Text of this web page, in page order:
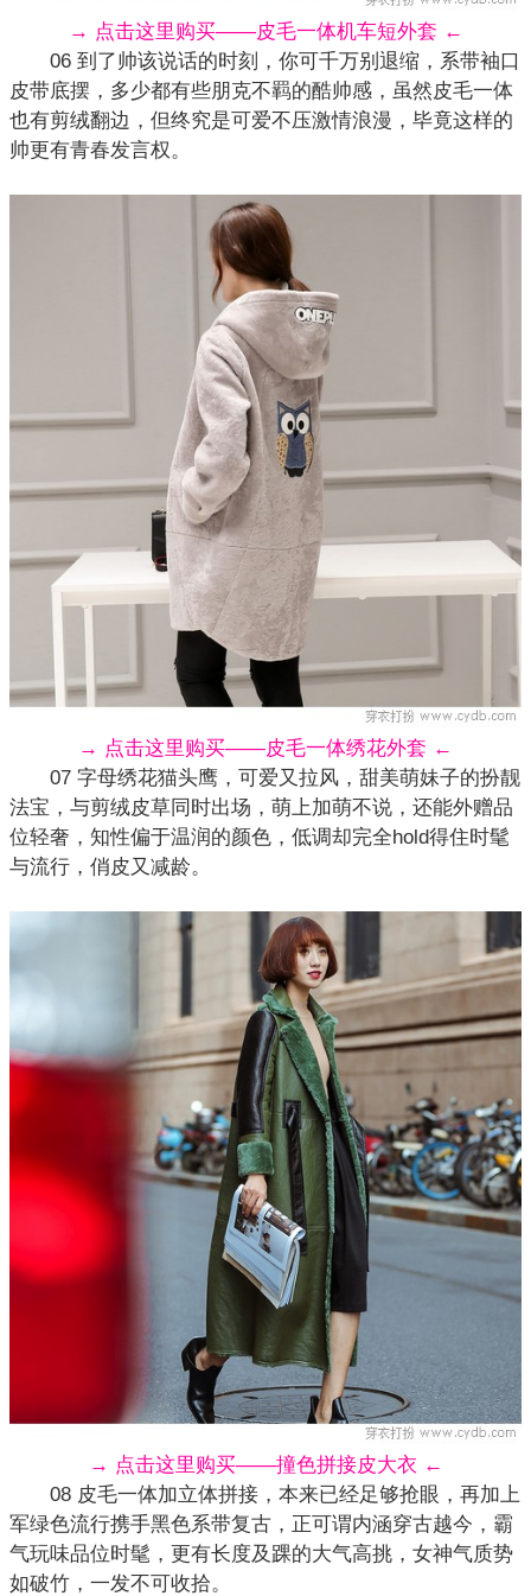
→ 点击这里购买——皮毛一体机车短外套 ←
06 到了帅该说话的时刻，你可千万别退缩，系带袖口
皮带底摆，多少都有些朋克不羁的酷帅感，虽然皮毛一体
也有剪绒翻边，但终究是可爱不压激情浪漫，毕竟这样的
帅更有青春发言权。
→ 点击这里购买——皮毛一体绣花外套 ←
07 字母绣花猫头鹰，可爱又拉风，甜美萌妹子的扮靓
法宝，与剪绒皮草同时出场，萌上加萌不说，还能外赠品
位轻奢，知性偏于温润的颜色，低调却完全hold得住时髦
与流行，俏皮又减龄。
→ 点击这里购买——撞色拼接皮大衣 ←
08 皮毛一体加立体拼接，本来已经足够抢眼，再加上
军绿色流行携手黑色系带复古 ，正可谓内涵穿古越今，霸
气玩味品位时髦，更有长度及踝的大气高挑，女神气质势
如破竹，一发不可收拾。